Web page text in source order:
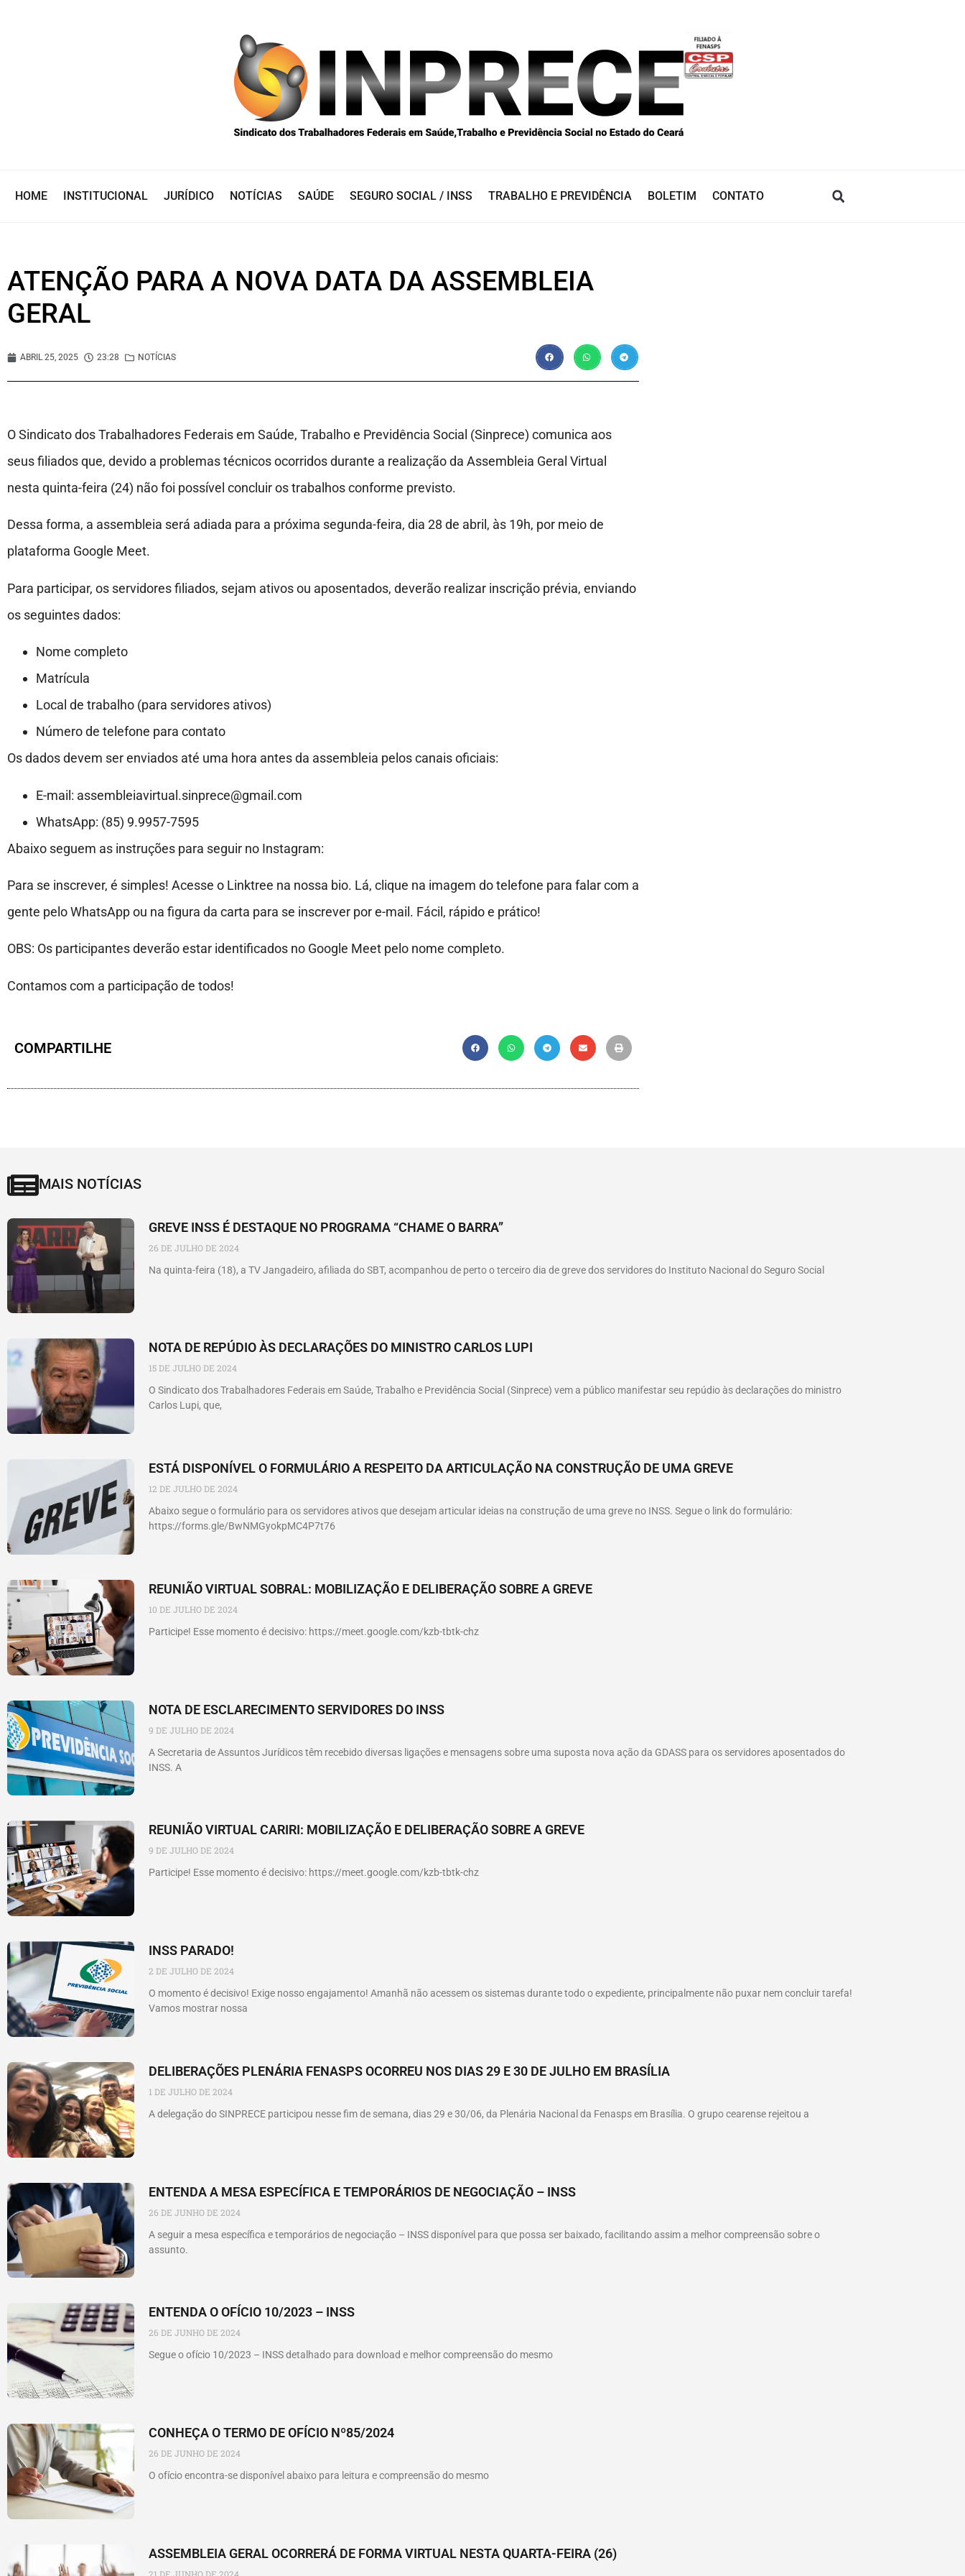
HOME INSTITUCIONAL JURÍDICO NOTÍCIAS SAÚDE SEGURO SOCIAL / INSS TRABALHO E PREVIDÊNCIA BOLETIM CONTATO
ATENÇÃO PARA A NOVA DATA DA ASSEMBLEIA
GERAL
ABRIL 25, 2025 23:28 NOTÍCIAS
O Sindicato dos Trabalhadores Federais em Saúde, Trabalho e Previdência Social (Sinprece) comunica aos
seus filiados que, devido a problemas técnicos ocorridos durante a realização da Assembleia Geral Virtual
nesta quinta-feira (24) não foi possível concluir os trabalhos conforme previsto.
Dessa forma, a assembleia será adiada para a próxima segunda-feira, dia 28 de abril, às 19h, por meio de
plataforma Google Meet.
Para participar, os servidores filiados, sejam ativos ou aposentados, deverão realizar inscrição prévia, enviando
os seguintes dados:
Nome completo
Matrícula
Local de trabalho (para servidores ativos)
Número de telefone para contato
Os dados devem ser enviados até uma hora antes da assembleia pelos canais oficiais:
E-mail: assembleiavirtual.sinprece@gmail.com
WhatsApp: (85) 9.9957-7595
Abaixo seguem as instruções para seguir no Instagram:
Para se inscrever, é simples! Acesse o Linktree na nossa bio. Lá, clique na imagem do telefone para falar com a
gente pelo WhatsApp ou na figura da carta para se inscrever por e-mail. Fácil, rápido e prático!
OBS: Os participantes deverão estar identificados no Google Meet pelo nome completo.
Contamos com a participação de todos!
COMPARTILHE
MAIS NOTÍCIAS
GREVE INSS É DESTAQUE NO PROGRAMA “CHAME O BARRA”
26 DE JULHO DE 2024
Na quinta-feira (18), a TV Jangadeiro, afiliada do SBT, acompanhou de perto o terceiro dia de greve dos servidores do Instituto Nacional do Seguro Social
NOTA DE REPÚDIO ÀS DECLARAÇÕES DO MINISTRO CARLOS LUPI
15 DE JULHO DE 2024
O Sindicato dos Trabalhadores Federais em Saúde, Trabalho e Previdência Social (Sinprece) vem a público manifestar seu repúdio às declarações do ministro
Carlos Lupi, que,
ESTÁ DISPONÍVEL O FORMULÁRIO A RESPEITO DA ARTICULAÇÃO NA CONSTRUÇÃO DE UMA GREVE
12 DE JULHO DE 2024
Abaixo segue o formulário para os servidores ativos que desejam articular ideias na construção de uma greve no INSS. Segue o link do formulário:
https://forms.gle/BwNMGyokpMC4P7t76
REUNIÃO VIRTUAL SOBRAL: MOBILIZAÇÃO E DELIBERAÇÃO SOBRE A GREVE
10 DE JULHO DE 2024
Participe! Esse momento é decisivo: https://meet.google.com/kzb-tbtk-chz
NOTA DE ESCLARECIMENTO SERVIDORES DO INSS
9 DE JULHO DE 2024
A Secretaria de Assuntos Jurídicos têm recebido diversas ligações e mensagens sobre uma suposta nova ação da GDASS para os servidores aposentados do
INSS. A
REUNIÃO VIRTUAL CARIRI: MOBILIZAÇÃO E DELIBERAÇÃO SOBRE A GREVE
9 DE JULHO DE 2024
Participe! Esse momento é decisivo: https://meet.google.com/kzb-tbtk-chz
INSS PARADO!
2 DE JULHO DE 2024
O momento é decisivo! Exige nosso engajamento! Amanhã não acessem os sistemas durante todo o expediente, principalmente não puxar nem concluir tarefa!
Vamos mostrar nossa
DELIBERAÇÕES PLENÁRIA FENASPS OCORREU NOS DIAS 29 E 30 DE JULHO EM BRASÍLIA
1 DE JULHO DE 2024
A delegação do SINPRECE participou nesse fim de semana, dias 29 e 30/06, da Plenária Nacional da Fenasps em Brasília. O grupo cearense rejeitou a
ENTENDA A MESA ESPECÍFICA E TEMPORÁRIOS DE NEGOCIAÇÃO – INSS
26 DE JUNHO DE 2024
A seguir a mesa específica e temporários de negociação – INSS disponível para que possa ser baixado, facilitando assim a melhor compreensão sobre o
assunto.
ENTENDA O OFÍCIO 10/2023 – INSS
26 DE JUNHO DE 2024
Segue o ofício 10/2023 – INSS detalhado para download e melhor compreensão do mesmo
CONHEÇA O TERMO DE OFÍCIO Nº85/2024
26 DE JUNHO DE 2024
O ofício encontra-se disponível abaixo para leitura e compreensão do mesmo
ASSEMBLEIA GERAL OCORRERÁ DE FORMA VIRTUAL NESTA QUARTA-FEIRA (26)